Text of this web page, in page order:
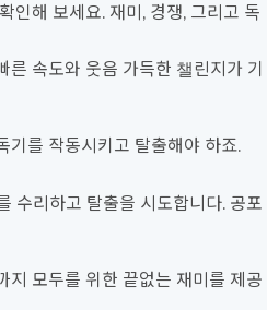
인해 보세요. 재미, 경쟁, 그리고 독
른 속도와 웃음 가득한 챌린지가 기
기를 작동시키고 탈출해야 하죠.
수리하고 탈출을 시도합니다. 공포
지 모두를 위한 끝없는 재미를 제공